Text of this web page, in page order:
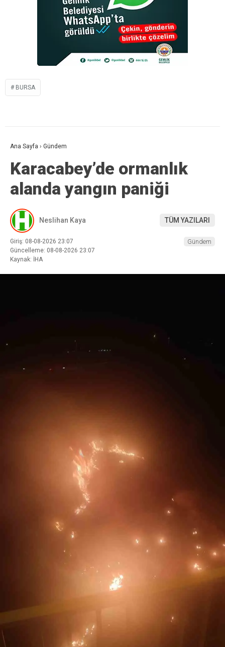
BURSA
Ana Sayfa › Gündem
Karacabey’de ormanlık
alanda yangın paniği
Neslihan Kaya TÜM YAZILARI
Giriş: 08-08-2026 23:07
Güncelleme: 08-08-2026 23:07
Kaynak: İHA
Gündem